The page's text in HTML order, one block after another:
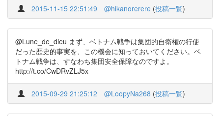
2015-11-15 22:51:49 @hikanorerere (投稿一覧)
@Lune_de_dieu まず、ベトナム戦争は集団的自衛権の行使
だった歴史的事実を、この機会に知っておいてください。ベ
トナム戦争は、すなわち集団安全保障なのですよ。
http://t.co/CwDRvZLJ5x
2015-09-29 21:25:12 @LoopyNa268 (投稿一覧)